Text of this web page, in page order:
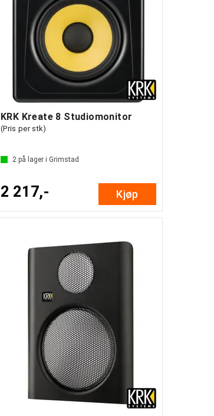
KRK Kreate 8 Studiomonitor
(Pris per stk)
2 på lager i Grimstad
2 217,- Kjøp